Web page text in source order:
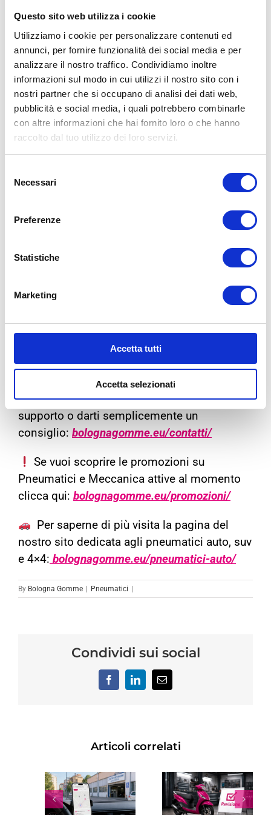
Questo sito web utilizza i cookie
Utilizziamo i cookie per personalizzare contenuti ed
annunci, per fornire funzionalità dei social media e per
analizzare il nostro traffico. Condividiamo inoltre
informazioni sul modo in cui utilizzi il nostro sito con i
nostri partner che si occupano di analisi dei dati web,
pubblicità e social media, i quali potrebbero combinarle
con altre informazioni che hai fornito loro o che hanno
raccolto dal tuo utilizzo dei loro servizi.
delNecessari
Preferenze
Statistiche
Marketing
Accetta tutti
Accetta selezionati
PREZZO E
Ormai il prezzo deglipneumatici estivie
invernali è molto simile.
L’unica differenza viene determinata dal
costo delri-montaggio stagionale, ma
occorre tenere presente che:
1) Chi esegue il ri-montaggio due volte l’anno
un’inversione con l’equilibratura
almeno una
cerchio in ferro)
stagione corretta ottimizza i consumi
Speriamo di essere stati d’aiuto per
comprendere meglio alcuni aspetti che
riguardano il quotidiano di tutti noi. Ma se
non fosse sufficiente, i nostri negozi saranno
sempre a tua disposizione per offrirti il giusto
supporto o darti semplicemente un
consiglio: bolognagomme.eu/contatti/
Se vuoi scoprire le promozioni su
Pneumatici e Meccanica attive al momento
clicca qui: bolognagomme.eu/promozioni/
Per saperne di più visita la pagina del
nostro sito dedicata agli pneumatici auto, suv
e 4×4: bolognagomme.eu/pneumatici-auto/
By Bologna Gomme Pneumatici
Condividi sui social
FacebookLinkedInEmail
Articoli correlati
REVISIONE
OGNI
QUANTO
FARLA,
PATENTE
SCADUTA:
COSTI,